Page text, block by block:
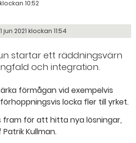
10:52
jun 2021 klockan 11:54
startar ett räddningsvärn
och integration.
förmågan vid exempelvis
locka fler till yrket.
fram för att hitta nya lösningar,
Kullman.